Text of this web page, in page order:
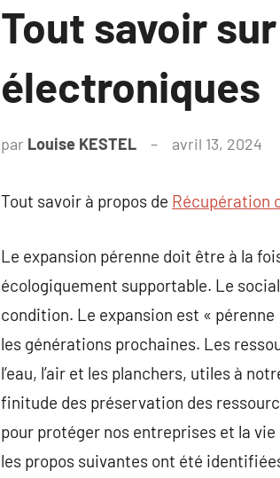
Tout savoir
électroniques
par Louise KESTEL avril 13, 2024
Tout savoir à propos de Récupération
Le expansion pérenne doit être à la
écologiquement supportable. Le
condition. Le expansion est «
les générations prochaines. Les
l’eau, l’air et les planchers, utiles à
finitude des préservation des
pour protéger nos entreprises et la
les propos suivantes ont été